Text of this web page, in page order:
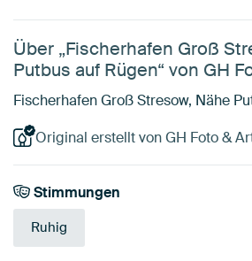
Über „Fischerhafen Groß
Putbus auf Rügen“ von GH
Fischerhafen Groß Stresow, Nähe
Original erstellt von GH Foto &
Stimmungen
Ruhig